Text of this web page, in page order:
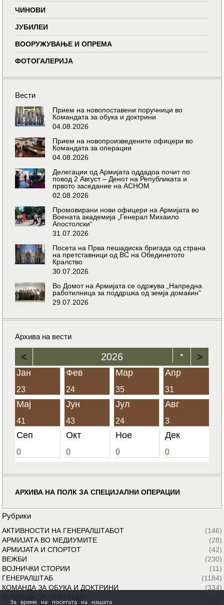
ЧИНОВИ
ЈУБИЛЕИ
ВООРУЖУВАЊЕ И ОПРЕМА
ФОТОГАЛЕРИЈА
Вести
Прием на новопоставени поручници во
Командата за обука и доктрини
04.08.2026
Прием на новопроизведените офицери во
Командата за операции
04.08.2026
Делегации од Армијата оддадоа почит по
повод 2 Август – Денот на Републиката и
првото заседание на АСНОМ
02.08.2026
Промовирани нови офицери на Армијата во
Воената академија „Генерал Михаило
Апостолски“
31.07.2026
Посета на Прва пешадиска бригада од страна
на претставници од ВС на Обединетото
Кралство
30.07.2026
Во Домот на Армијата се одржува „Напредна
работилница за поддршка од земја домаќин“
29.07.2026
Архива на вести
< 2026 ▼ >
Јан
23
Фев
24
Мар
35
Апр
31
Мај
41
Јун
43
Јул
24
Авг
3
Сеп
0
Окт
0
Ное
0
Дек
0
АРХИВА НА ПОЛК ЗА СПЕЦИЈАЛНИ ОПЕРАЦИИ
Рубрики
АКТИВНОСТИ НА ГЕНЕРАЛШТАБОТ
(146)
АРМИЈАТА ВО МЕДИУМИТЕ
(28)
АРМИЈАТА И СПОРТОТ
(42)
ВЕЖБИ
(230)
ВОЈНИЧКИ СТОРИИ
(11)
ГЕНЕРАЛШТАБ
(1184)
КОМАНДА ЗА ОБУКА И ДОКТРИНИ
(334)
За време на посетата на нашата